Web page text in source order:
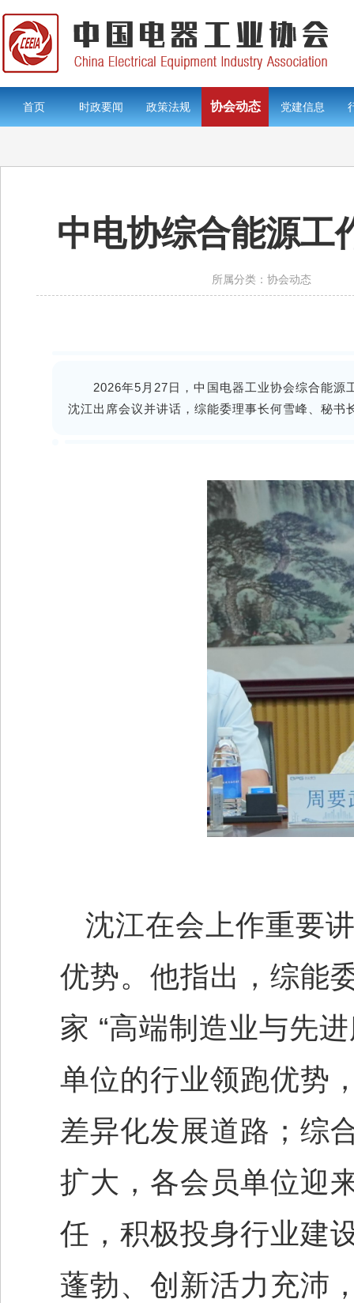
首页 时政要闻 政策法规 协会动态 党建信息
中电协综合能源工
所属分类：协会动态
2026年5月27日，中国电器工业协会综合能源
沈江出席会议并讲话，综能委理事长何雪峰、秘
沈江在会上作重要
优势。他指出，综能
家 “高端制造业与先
单位的行业领跑优势
差异化发展道路；综
扩大，各会员单位迎
任，积极投身行业建
蓬勃、创新活力充沛